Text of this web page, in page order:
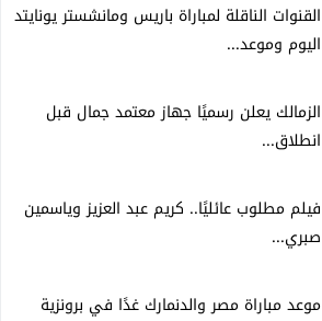
القنوات الناقلة لمباراة باريس ومانشستر يونايتد
اليوم وموعد...
الزمالك يعلن رسميًا جهاز معتمد جمال قبل
انطلاق...
فيلم مطلوب عائليًا.. كريم عبد العزيز وياسمين
صبري...
موعد مباراة مصر والدنمارك غدًا في برونزية